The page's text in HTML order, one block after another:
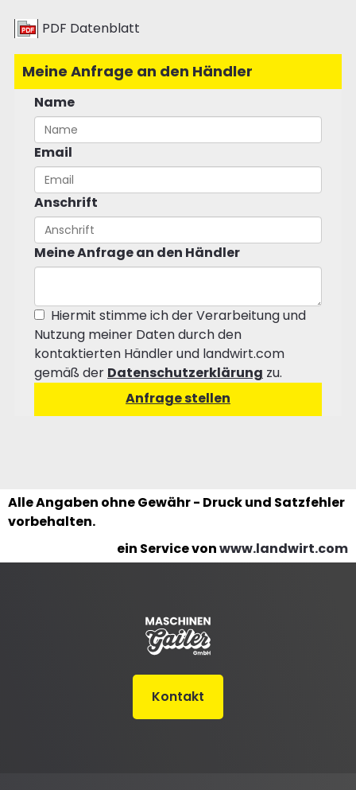
PDF Datenblatt
Meine Anfrage an den Händler
Name
Email
Anschrift
Meine Anfrage an den Händler
Hiermit stimme ich der Verarbeitung und
Nutzung meiner Daten durch den
kontaktierten Händler und landwirt.com
gemäß der Datenschutzerklärung zu.
Alle Angaben ohne Gewähr - Druck und Satzfehler
vorbehalten.
ein Service vonwww.landwirt.com
Kontakt